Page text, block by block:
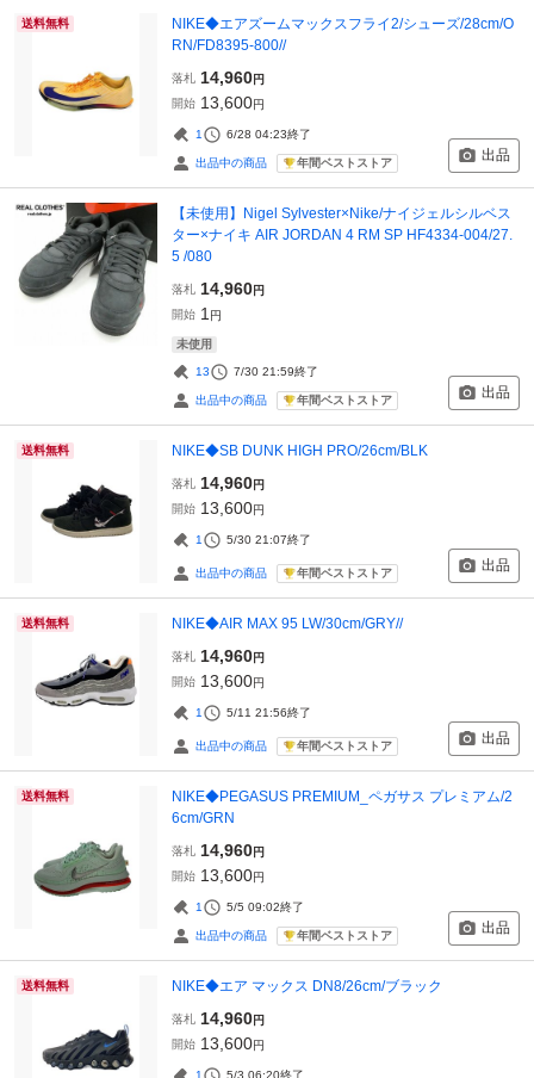
送料無料
NIKE◆エアズームマックスフライ2/シューズ/28cm/O
RN/FD8395-800//
落札 14,960円
開始 13,600円
1 6/28 04:23終了
出品中の商品 年間ベストストア 出品
【未使用】Nigel Sylvester×Nike/ナイジェルシルベス
ター×ナイキ AIR JORDAN 4 RM SP HF4334-004/27.
5 /080
落札 14,960円
開始 1 円
未使用
13 7/30 21:59終了
出品中の商品 年間ベストストア 出品
送料無料 NIKE◆SB DUNK HIGH PRO/26cm/BLK
落札 14,960円
開始 13,600円
1 5/30 21:07終了
出品中の商品 年間ベストストア 出品
送料無料 NIKE◆AIR MAX 95 LW/30cm/GRY//
落札 14,960円
開始 13,600円
1 5/11 21:56終了
出品中の商品 年間ベストストア 出品
送料無料
NIKE◆PEGASUS PREMIUM_ペガサス プレミアム/2
6cm/GRN
落札 14,960円
開始 13,600円
1 5/5 09:02終了
出品中の商品 年間ベストストア 出品
送料無料 NIKE◆エア マックス DN8/26cm/ブラック
落札 14,960円
開始 13,600円
1 5/3 06:20終了